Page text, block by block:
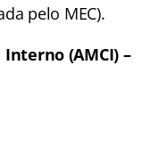
pelo MEC).
(AMCI) –